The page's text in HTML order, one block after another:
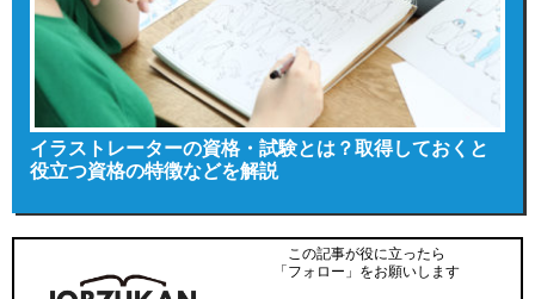
イラストレーターの資格・試験とは？取得しておくと
役立つ資格の特徴などを解説
この記事が役に立ったら
「フォロー」をお願いします